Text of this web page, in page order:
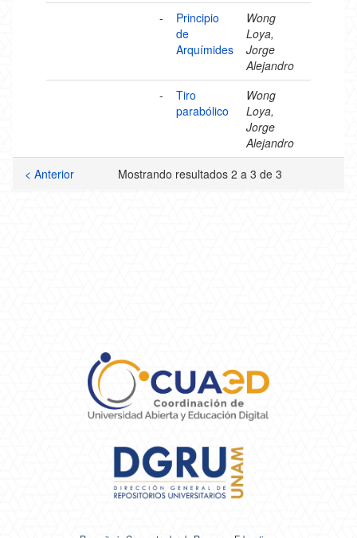
-
Principio
de
Arquímides
Wong
Loya,
Jorge
Alejandro
-
Tiro
parabólico
Wong
Loya,
Jorge
Alejandro
Mostrando resultados 2 a 3 de 3
< Anterior